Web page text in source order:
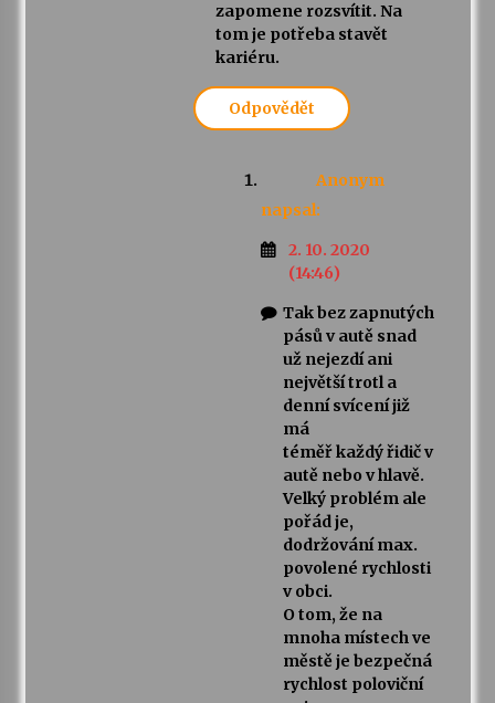
zapomene rozsvítit. Na
tom je potřeba stavět
kariéru.
Odpovědět
Anonym
napsal:
2. 10. 2020
(14:46)
Tak bez zapnutých
pásů v autě snad
už nejezdí ani
největší trotl a
denní svícení již
má
téměř každý řidič v
autě nebo v hlavě.
Velký problém ale
pořád je,
dodržování max.
povolené rychlosti
v obci.
O tom, že na
mnoha místech ve
městě je bezpečná
rychlost poloviční